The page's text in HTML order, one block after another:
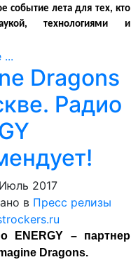
событие лета для тех, кто
технологиями и
...
Dragons
Радио
2017
в Пресс релизы
ENERGY – партнер
Dragons.